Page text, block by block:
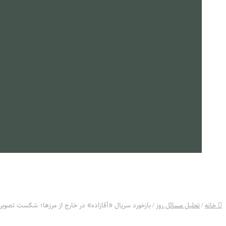
خانه/تحلیل مسائل روز /بازخورد سریال «آقازاده» در خارج از مرزها؛ شکست تصویر